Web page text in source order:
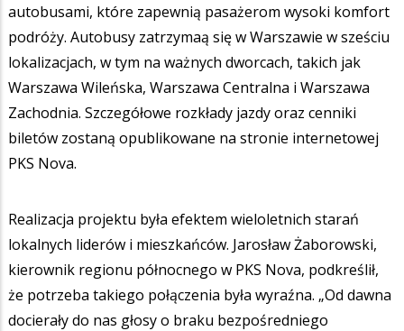
autobusami, które zapewnią pasażerom wysoki komfort
podróży. Autobusy zatrzymaą się w Warszawie w sześciu
lokalizacjach, w tym na ważnych dworcach, takich jak
Warszawa Wileńska, Warszawa Centralna i Warszawa
Zachodnia. Szczegółowe rozkłady jazdy oraz cenniki
biletów zostaną opublikowane na stronie internetowej
PKS Nova.
Realizacja projektu była efektem wieloletnich starań
lokalnych liderów i mieszkańców. Jarosław Żaborowski,
kierownik regionu północnego w PKS Nova, podkreślił,
że potrzeba takiego połączenia była wyraźna. „Od dawna
docierały do nas głosy o braku bezpośredniego